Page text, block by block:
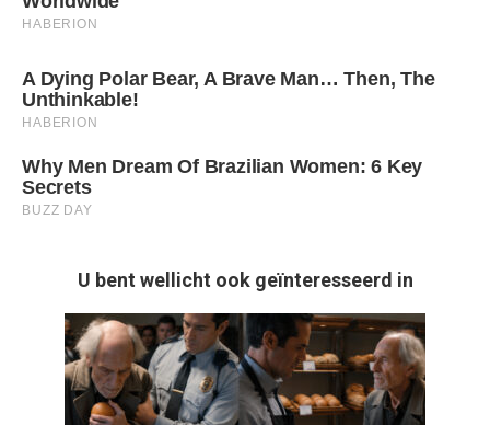
U bent wellicht ook geïnteresseerd in